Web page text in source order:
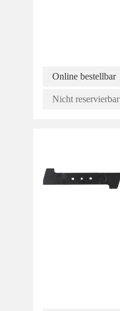
Online bestellbar
Nicht reservierbar